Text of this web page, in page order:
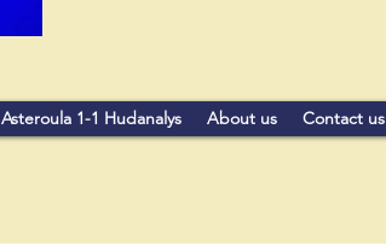
Asteroula 1-1 Hudanalys About us Contact us